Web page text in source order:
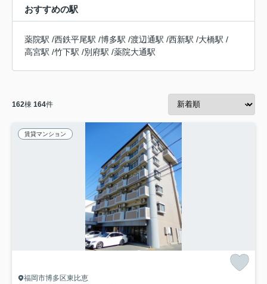
おすすめの駅
薬院駅 /西鉄平尾駅 /博多駅 /渡辺通駅 /西新駅 /大橋駅 /
高宮駅 /竹下駅 /別府駅 /薬院大通駅
162棟 164件
賃貸マンション
福岡市博多区東比恵